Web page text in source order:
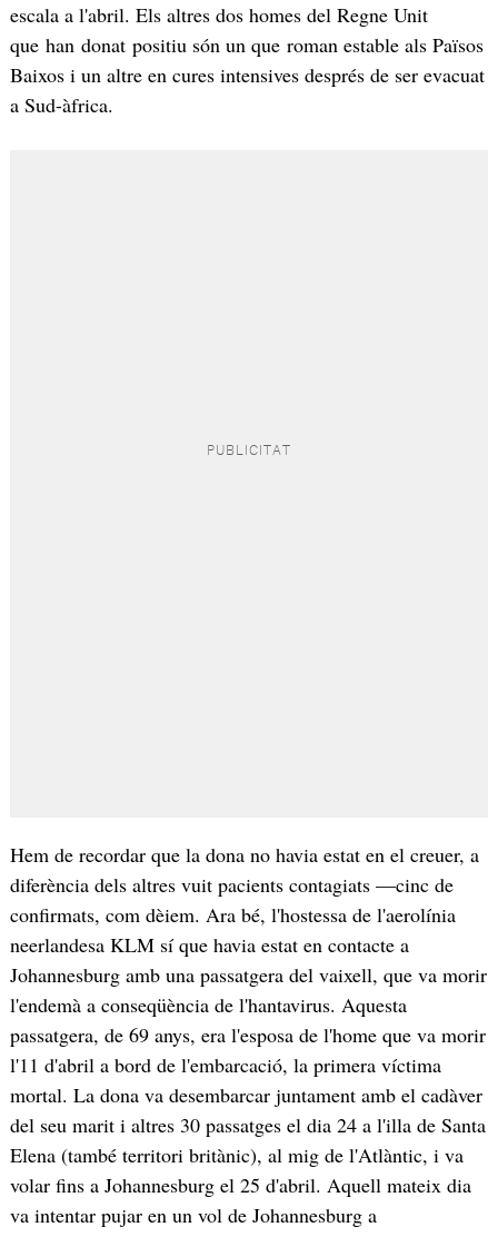
escala a l'abril. Els altres dos homes del Regne Unit
que han donat positiu són un que roman estable als Països
Baixos i un altre en cures intensives després de ser evacuat
a Sud-àfrica.
Hem de recordar que la dona no havia estat en el creuer, a
diferència dels altres vuit pacients contagiats —cinc de
confirmats, com dèiem. Ara bé, l'hostessa de l'aerolínia
neerlandesa KLM sí que havia estat en contacte a
Johannesburg amb una passatgera del vaixell, que va morir
l'endemà a conseqüència de l'hantavirus. Aquesta
passatgera, de 69 anys, era l'esposa de l'home que va morir
l'11 d'abril a bord de l'embarcació, la primera víctima
mortal. La dona va desembarcar juntament amb el cadàver
del seu marit i altres 30 passatges el dia 24 a l'illa de Santa
Elena (també territori britànic), al mig de l'Atlàntic, i va
volar fins a Johannesburg el 25 d'abril. Aquell mateix dia
va intentar pujar en un vol de Johannesburg a